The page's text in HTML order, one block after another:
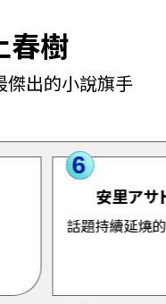
春樹
傑出的小說旗手
6
安里アサ
話題持續延燒的